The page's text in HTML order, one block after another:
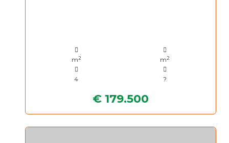
m2 m2
4 ?
€ 179.500